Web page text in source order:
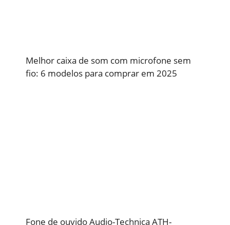
Melhor caixa de som com microfone sem
fio: 6 modelos para comprar em 2025
Fone de ouvido Audio-Technica ATH-